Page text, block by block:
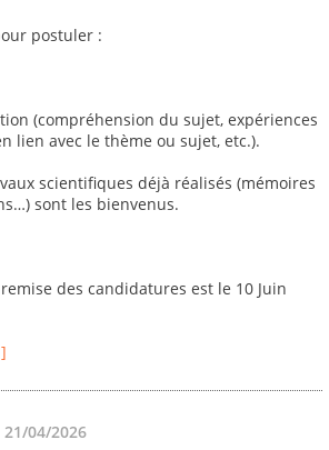
postuler :
(compréhension du sujet, expériences
lien avec le thème ou sujet, etc.).
scientifiques déjà réalisés (mémoires
sont les bienvenus.
des candidatures est le 10 Juin
21/04/2026